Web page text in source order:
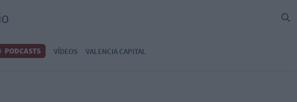
PODCASTS VÍDEOS VALENCIA CAPITAL